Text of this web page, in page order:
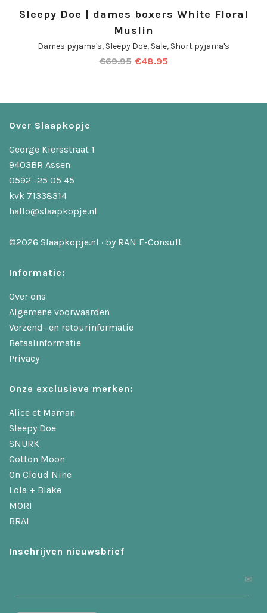
Sleepy Doe | dames boxers White Floral
Muslin
Dames pyjama's, Sleepy Doe, Sale, Short pyjama's
€69.95 €48.95
Over Slaapkopje
George Kiersstraat 1
9403BR Assen
0592 -25 05 45
kvk 71338314
hallo@slaapkopje.nl
©2026 Slaapkopje.nl · by RAN E-Consult
Informatie:
Over ons
Algemene voorwaarden
Verzend- en retourinformatie
Betaalinformatie
Privacy
Onze exclusieve merken:
Alice et Maman
Sleepy Doe
SNURK
Cotton Moon
On Cloud Nine
Lola + Blake
MORI
BRAI
Inschrijven nieuwsbrief